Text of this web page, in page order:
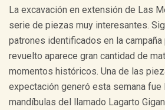
La excavación en extensión de Las
serie de piezas muy interesantes.
patrones identificados en la campaña
revuelto aparece gran cantidad de
momentos históricos. Una de las
expectación generó esta semana
mandíbulas del llamado Lagarto